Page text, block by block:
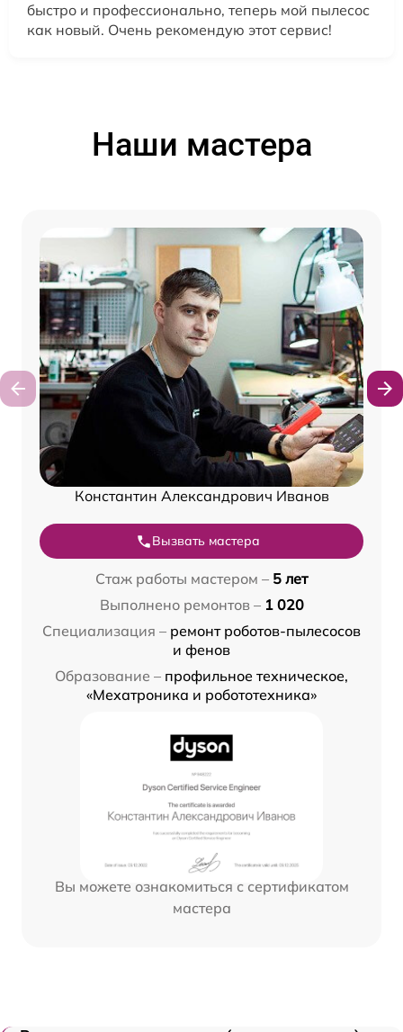
быстро и профессионально, теперь мой пылесос
как новый. Очень рекомендую этот сервис!
Наши мастера
Константин Александрович Иванов
Вызвать мастера
Стаж работы мастером – 5 лет
Выполнено ремонтов – 1 020
Специализация – ремонт роботов-пылесосов
и фенов
Образование – профильное техническое,
«Мехатроника и робототехника»
Вы можете ознакомиться с сертификатом
мастера